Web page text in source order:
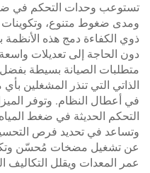
تستوعب وحدات التحكم في
ومدى ضغوط متنوع، وتكوينات
ذوي الكفاءة دمج هذه الأنظمة
دون الحاجة إلى تعديلات
متطلبات الصيانة بسيطة بفضل
الذاتي التي تنذر المشغلين
في أعطال النظام. وتوفر
التحكم الحديثة في ضغط
وتساعد في تحديد فرص
عن تشغيل مضخات مُحسّن
عمر المعدات ويقلل التكاليف